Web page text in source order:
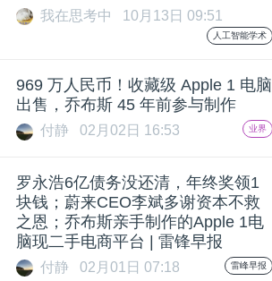
公
开
课
活
我在思考中 10月13日 09:51
人工智能学术
969 万人民币！收藏级 Apple 1 电脑
出售，乔布斯 45 年前参与制作
付静 02月02日 16:53 业界
罗永浩6亿债务没还清，年终奖领1
块钱；蔚来CEO李斌多谢资本不救
之恩；乔布斯亲手制作的Apple 1电
脑现二手电商平台 | 雷锋早报
付静 02月01日 07:18 雷峰早报